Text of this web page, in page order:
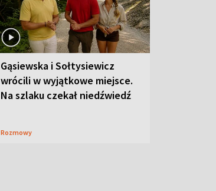
Gąsiewska i Sołtysiewicz
wrócili w wyjątkowe miejsce.
Na szlaku czekał niedźwiedź
Rozmowy